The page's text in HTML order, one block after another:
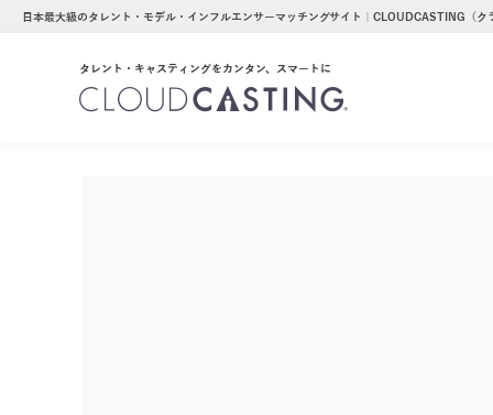
日本最大級のタレント・モデル・インフルエンサーマッチングサイト｜CLOUDCASTING（ク
タレント・キャスティングをカンタン、スマートに